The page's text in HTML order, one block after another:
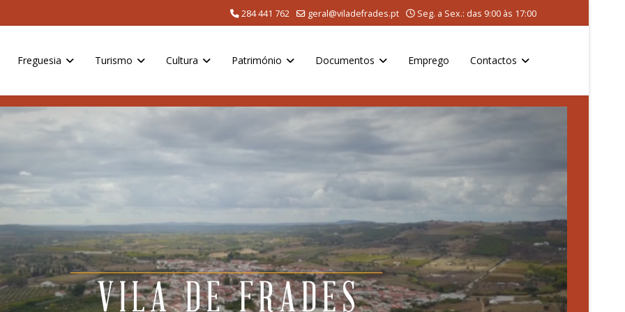
284 441 762 geral@viladefrades.pt Seg. a Sex.: das 9:00 às 17:00
Freguesia Turismo Cultura Património Documentos Emprego Contactos